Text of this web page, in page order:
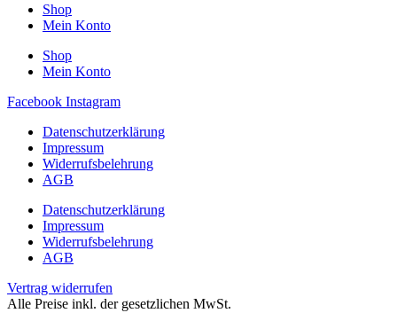
Shop
Mein Konto
Shop
Mein Konto
Facebook Instagram
Datenschutzerklärung
Impressum
Widerrufsbelehrung
AGB
Datenschutzerklärung
Impressum
Widerrufsbelehrung
AGB
Vertrag widerrufen
Alle Preise inkl. der gesetzlichen MwSt.